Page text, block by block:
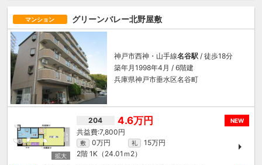
マンション グリーンバレー北野屋敷
神戸市西神・山手線名谷駅 / 徒歩18分
築年月1998年4月 / 6階建
兵庫県神戸市垂水区名谷町
NEW
204 4.6万円
7,800円
敷 0万円 礼
15万円
2階 1K（24.01ｍ 2）